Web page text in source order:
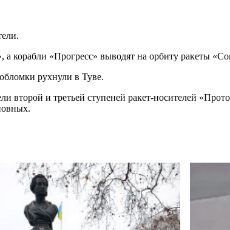
«Прогресс» выводят на орбиту ракеты
рухнули в Туве.
второй и третьей ступеней ракет-носителей